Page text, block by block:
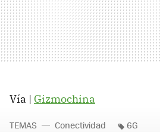
Vía | Gizmochina
TEMAS Conectividad 6G